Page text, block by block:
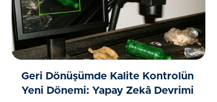
Geri Dönüşümde Kalite Kontrolün
Yeni Dönemi: Yapay Zekâ Devrimi